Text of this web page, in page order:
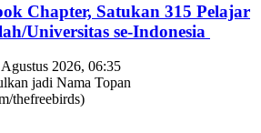
Chapter, Satukan 315 Pelajar
Universitas se-Indonesia
2026, 06:35